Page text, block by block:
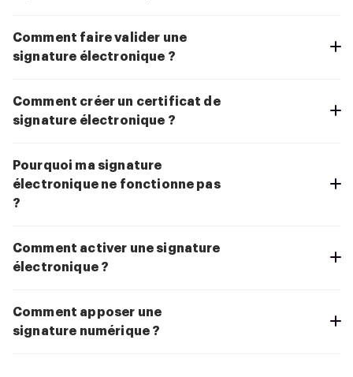
Comment faire valider une
signature électronique ?
Comment créer un certificat de
signature électronique ?
Pourquoi ma signature
électronique ne fonctionne pas
?
Comment activer une signature
électronique ?
Comment apposer une
signature numérique ?